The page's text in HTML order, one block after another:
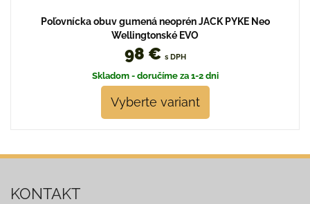
Poľovnícka obuv gumená neoprén JACK PYKE Neo
Wellingtonské EVO
98 € s DPH
Skladom - doručíme za 1-2 dni
Vyberte variant
KONTAKT